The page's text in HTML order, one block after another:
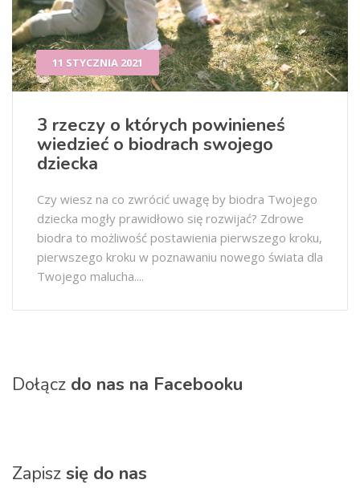
11 STYCZNIA 2021
3 rzeczy o których powinieneś
wiedzieć o biodrach swojego
dziecka
Czy wiesz na co zwrócić uwagę by biodra Twojego
dziecka mogły prawidłowo się rozwijać? Zdrowe
biodra to możliwość postawienia pierwszego kroku,
pierwszego kroku w poznawaniu nowego świata dla
Twojego malucha....
Dołącz do nas na Facebooku
Zapisz się do nas